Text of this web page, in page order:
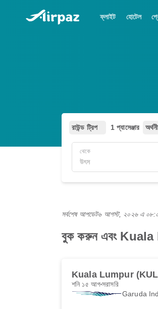
ফ্লাইট হোটেল
রাউন্ড ট্রিপ 1 প্যাসেঞ্জার
থেকে
সর্বশেষ আপডেট৬ আগস্ট, ২০২৬ এ
বুক করুন এবং Kuala
Kuala Lumpur
শনি ১৫ আগসরাসরি
Garuda